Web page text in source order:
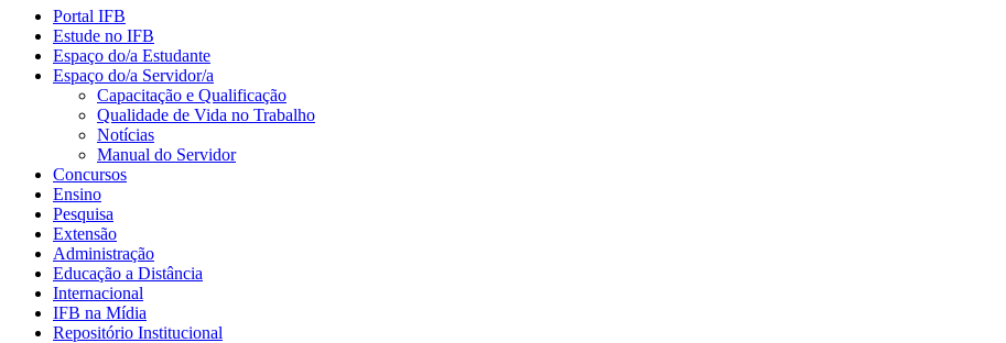
Portal IFB
Estude no IFB
Espaço do/a Estudante
Espaço do/a Servidor/a
Capacitação e Qualificação
Qualidade de Vida no Trabalho
Notícias
Manual do Servidor
Concursos
Ensino
Pesquisa
Extensão
Administração
Educação a Distância
Internacional
IFB na Mídia
Repositório Institucional